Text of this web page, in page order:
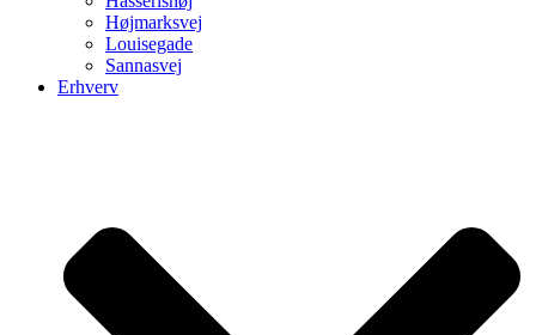
Højmarksvej
Louisegade
Sannasvej
Erhverv